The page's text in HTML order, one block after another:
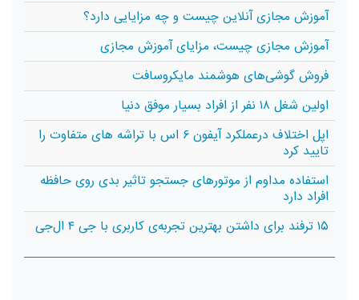
آموزش مجازی آنلاین چیست و چه مزایایی دارد؟
آموزش مجازی چیست، مزایای آموزش مجازی
فروش گوشی‌های هوشمند مایکروسافت
اولین شغل ۱۸ نفر از افراد بسیار موفق دنیا
اپل اختلاف درعملکرد آیفون ‌۶ اس با تراشه های متفاوت را
تایید کرد
استفاده مداوم از موتورهای جستجو تاثیر بدی روی حافظه
افراد دارد
۱۵ ترفند برای داشتن بهترین تجربه‌ی کاربری با جی ۴ ال‌جی